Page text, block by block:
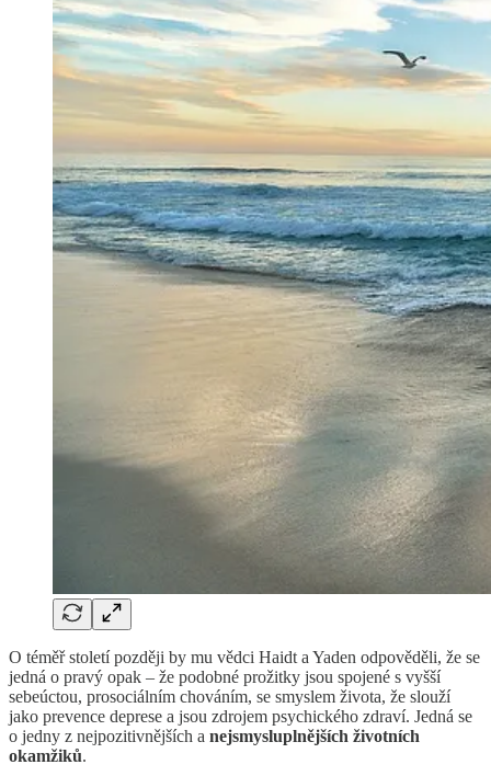
O téměř století později by mu vědci Haidt a Yaden odpověděli, že se
jedná o pravý opak – že podobné prožitky jsou spojené s vyšší
sebeúctou, prosociálním chováním, se smyslem života, že slouží
jako prevence deprese a jsou zdrojem psychického zdraví. Jedná se
o jedny z nejpozitivnějších a nejsmysluplnějších životních
okamžiků.